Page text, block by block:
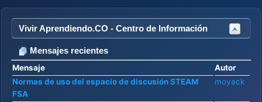
Vivir Aprendiendo.CO - Centro de Información
Mensajes recientes
Mensaje
Autor
Normas de uso del espacio de discusión STEAM
FSA
moyack